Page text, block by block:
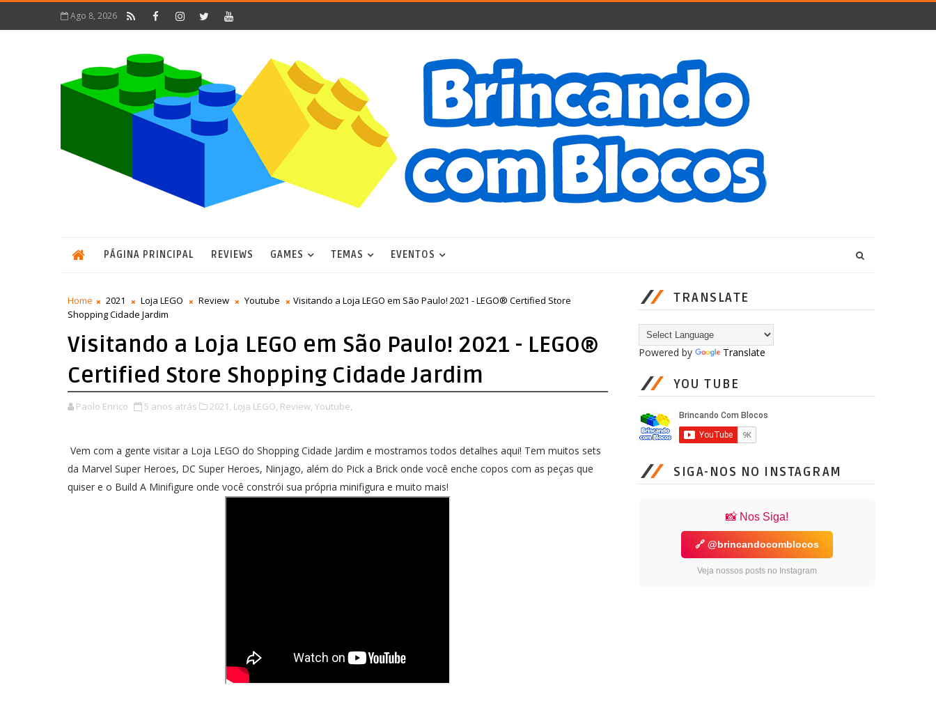
Ago 8, 2026
PÁGINA PRINCIPAL REVIEWS GAMES TEMAS EVENTOS
Home 2021 Loja LEGO Review Youtube
Visitando a Loja LEGO em São Paulo! 2021 - LEGO® Certified Store
Shopping Cidade Jardim
Visitando a Loja LEGO em São Paulo! 2021 - LEGO®
Certified Store Shopping Cidade Jardim
Paolo Enrico 5 anos atrás 2021, Loja LEGO, Review, Youtube,
Vem com a gente visitar a Loja LEGO do Shopping Cidade Jardim e mostramos todos detalhes aqui! Tem muitos sets
da Marvel Super Heroes, DC Super Heroes, Ninjago, além do Pick a Brick onde você enche copos com as peças que
quiser e o Build A Minifigure onde você constrói sua própria minifigura e muito mais!
TRANSLATE
Powered by Translate
YOU TUBE
SIGA-NOS NO INSTAGRAM
📸 Nos Siga!
🔗 @brincandocomblocos
Veja nossos posts no Instagram